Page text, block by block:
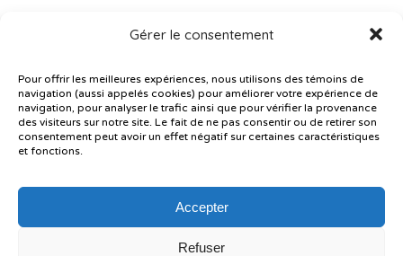
Gérer le consentement
Pour offrir les meilleures expériences, nous utilisons des témoins de
navigation (aussi appelés cookies) pour améliorer votre expérience de
navigation, pour analyser le trafic ainsi que pour vérifier la provenance
des visiteurs sur notre site. Le fait de ne pas consentir ou de retirer son
consentement peut avoir un effet négatif sur certaines caractéristiques
et fonctions.
Accepter
Refuser
Plan du site
Plainte – service à l’élève
Politique de confidentialité